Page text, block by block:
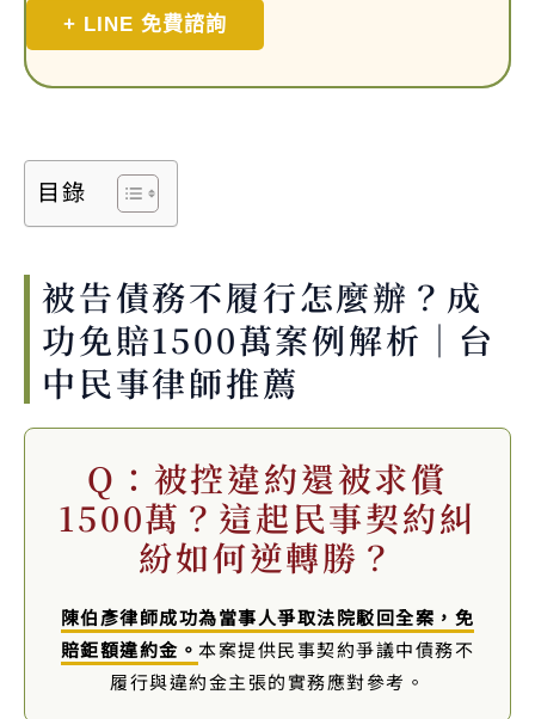
+ LINE 免費諮詢
目錄
被告債務不履行怎麼辦？成
功免賠1500萬案例解析｜台
中民事律師推薦
Q：被控違約還被求償
1500萬？這起民事契約糾
紛如何逆轉勝？
陳伯彥律師成功為當事人爭取法院駁回全案，免
賠鉅額違約金。本案提供民事契約爭議中債務不
履行與違約金主張的實務應對參考。